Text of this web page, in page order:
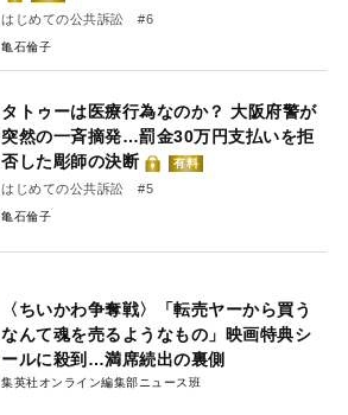
はじめての公共訴訟 #6
亀石倫子
タトゥーは医療行為なのか？ 大阪府警が
突然の一斉摘発…罰金30万円支払いを拒
否した彫師の決断
有料
はじめての公共訴訟 #5
亀石倫子
〈ちいかわ争奪戦〉「転売ヤーから買う
なんて魂を売るようなもの」映画特典シ
ールに殺到…満席続出の裏側
集英社オンライン編集部ニュース班